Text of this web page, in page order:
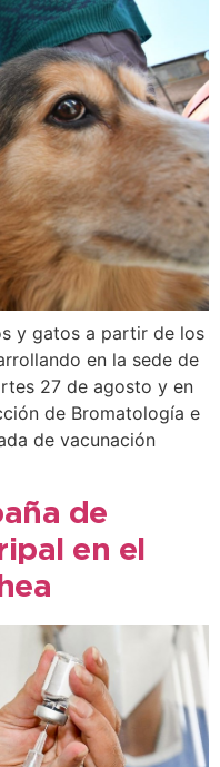
y gatos a partir de los
en la sede de
27 de agosto y en
de Bromatología e
de vacunación
de
en el